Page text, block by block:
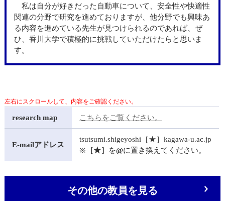
私は自分が好きだった自動車について、安全性や快適性
関連の分野で研究を進めておりますが、他分野でも興味あ
る内容を進めている先生が見つけられるのであれば、ぜ
ひ、香川大学で積極的に挑戦していただけたらと思いま
す。
research map こちらをご覧ください。
E-mailアドレス
tsutsumi.shigeyoshi［★］kagawa-u.ac.jp
※ ［★］ を@に置き換えてください。
その他の教員を見る